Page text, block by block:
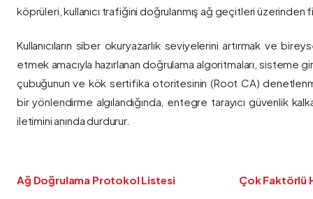
köprüleri, kullanıcı trafiğini doğrulanmış ağ geçitleri üzerinden
Kullanıcıların siber okuryazarlık seviyelerini artırmak ve
etmek amacıyla hazırlanan doğrulama algoritmaları, sisteme
çubuğunun ve kök sertifika otoritesinin (Root CA)
bir yönlendirme algılandığında, entegre tarayıcı güvenlik
iletimini anında durdurur.
Ağ Doğrulama Protokol Listesi Çok Faktörlü